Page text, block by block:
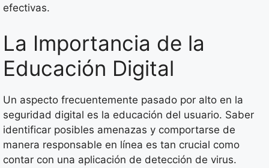
efectivas.
La Importancia de la
Educación Digital
Un aspecto frecuentemente pasado por alto en la
seguridad digital es la educación del usuario. Saber
identificar posibles amenazas y comportarse de
manera responsable en línea es tan crucial como
contar con una aplicación de detección de virus.